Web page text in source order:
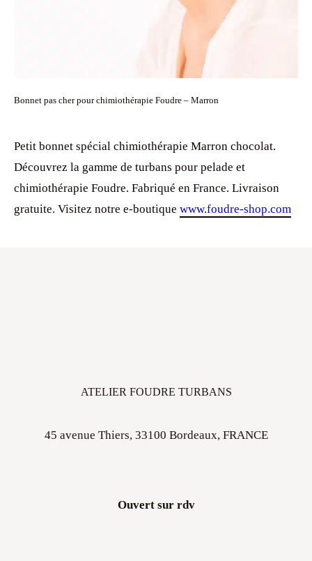
Bonnet pas cher pour chimiothérapie Foudre – Marron
Petit bonnet spécial chimiothérapie Marron chocolat.
Découvrez la gamme de turbans pour pelade et
chimiothérapie Foudre. Fabriqué en France. Livraison
gratuite. Visitez notre e-boutique www.foudre-shop.com
ATELIER FOUDRE TURBANS
45 avenue Thiers, 33100 Bordeaux, FRANCE
Ouvert sur rdv